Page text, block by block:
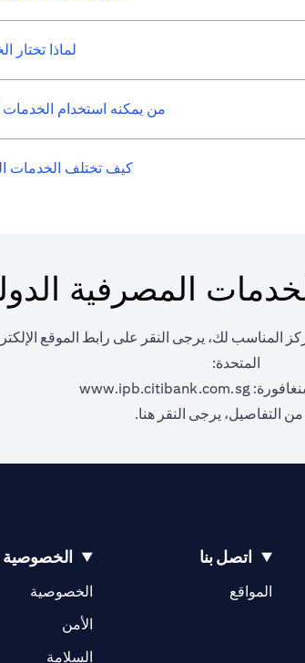
لماذا تختار
من يمكنه استخدام الخدمات
كيف تختلف الخدمات
المصرفية
لك، يرجى النقر على رابط الموقع
المتحدة:
www.ipb.citibank.com.sg
(opens in a new tab)
من التفاصيل، يرجى النقر هنا.
اتصل بنا
المواقع
(opens in a new tab)
الخصوصية
الخصوصية
الأمن
السلامة